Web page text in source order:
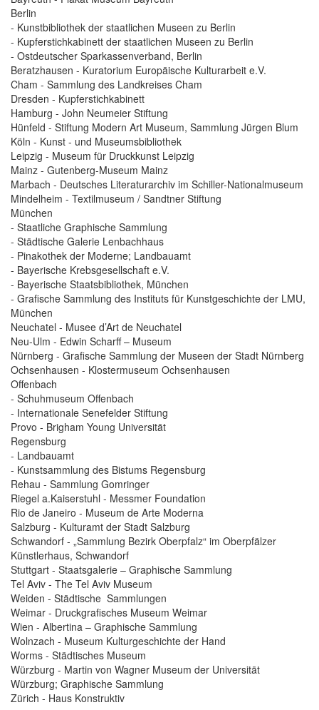
Berlin
- Kunstbibliothek der staatlichen Museen zu Berlin
- Kupferstichkabinett der staatlichen Museen zu Berlin
- Ostdeutscher Sparkassenverband, Berlin
Beratzhausen - Kuratorium Europäische Kulturarbeit e.V.
Cham - Sammlung des Landkreises Cham
Dresden - Kupferstichkabinett
Hamburg - John Neumeier Stiftung
Hünfeld - Stiftung Modern Art Museum, Sammlung Jürgen Blum
Köln - Kunst - und Museumsbibliothek
Leipzig - Museum für Druckkunst Leipzig
Mainz - Gutenberg-Museum Mainz
Marbach - Deutsches Literaturarchiv im Schiller-Nationalmuseum
Mindelheim - Textilmuseum / Sandtner Stiftung
München
- Staatliche Graphische Sammlung
- Städtische Galerie Lenbachhaus
- Pinakothek der Moderne; Landbauamt
- Bayerische Krebsgesellschaft e.V.
- Bayerische Staatsbibliothek, München
- Grafische Sammlung des Instituts für Kunstgeschichte der LMU,
München
Neuchatel - Musee d’Art de Neuchatel
Neu-Ulm - Edwin Scharff – Museum
Nürnberg - Grafische Sammlung der Museen der Stadt Nürnberg
Ochsenhausen - Klostermuseum Ochsenhausen
Offenbach
- Schuhmuseum Offenbach
- Internationale Senefelder Stiftung
Provo - Brigham Young Universität
Regensburg
- Landbauamt
- Kunstsammlung des Bistums Regensburg
Rehau - Sammlung Gomringer
Riegel a.Kaiserstuhl - Messmer Foundation
Rio de Janeiro - Museum de Arte Moderna
Salzburg - Kulturamt der Stadt Salzburg
Schwandorf - „Sammlung Bezirk Oberpfalz“ im Oberpfälzer
Künstlerhaus, Schwandorf
Stuttgart - Staatsgalerie – Graphische Sammlung
Tel Aviv - The Tel Aviv Museum
Weiden - Städtische Sammlungen
Weimar - Druckgrafisches Museum Weimar
Wien - Albertina – Graphische Sammlung
Wolnzach - Museum Kulturgeschichte der Hand
Worms - Städtisches Museum
Würzburg - Martin von Wagner Museum der Universität
Würzburg; Graphische Sammlung
Zürich - Haus Konstruktiv